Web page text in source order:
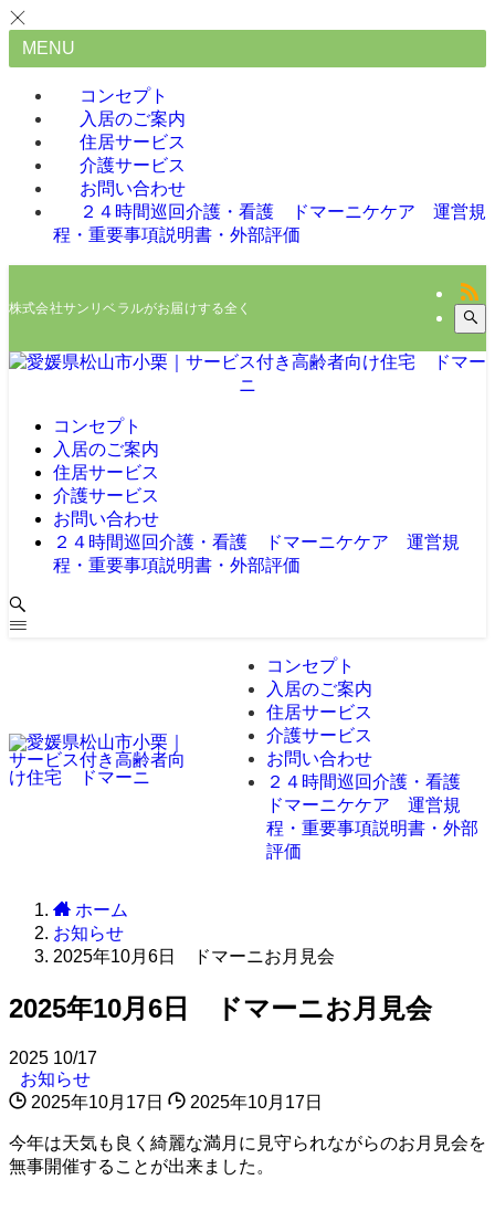
MENU
コンセプト
入居のご案内
住居サービス
介護サービス
お問い合わせ
２４時間巡回介護・看護 ドマーニケケア 運営規
程・重要事項説明書・外部評価
株式会社サンリベラルがお届けする全く新しいサービス、サービス付き高齢者
コンセプト
入居のご案内
住居サービス
介護サービス
お問い合わせ
２４時間巡回介護・看護 ドマーニケケア 運営規
程・重要事項説明書・外部評価
コンセプト
入居のご案内
住居サービス
介護サービス
お問い合わせ
２４時間巡回介護・看護
ドマーニケケア 運営規
程・重要事項説明書・外部
評価
ホーム
お知らせ
2025年10月6日 ドマーニお月見会
2025年10月6日 ドマーニお月見会
2025 10/17
お知らせ
2025年10月17日
2025年10月17日
今年は天気も良く綺麗な満月に見守られながらのお月見会を
無事開催することが出来ました。